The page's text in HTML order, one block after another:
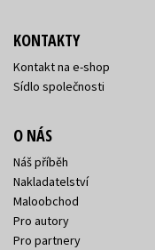
KONTAKTY
Kontakt na e-shop
Sídlo společnosti
O NÁS
Náš příběh
Nakladatelství
Maloobchod
Pro autory
Pro partnery